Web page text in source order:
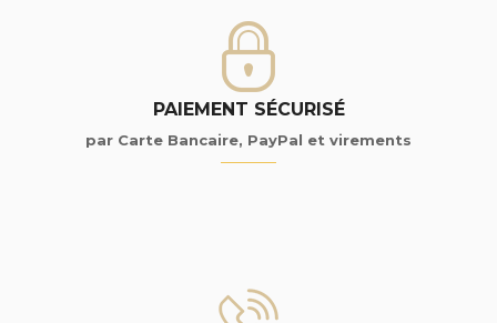
PAIEMENT SÉCURISÉ
par Carte Bancaire, PayPal et virements